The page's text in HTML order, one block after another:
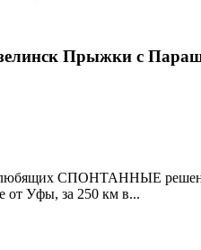
Прыжки с
СПОНТАННЫЕ решения!
от Уфы, за 250 км в...